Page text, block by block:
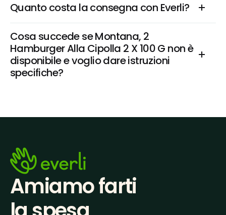
Quanto costa la consegna con Everli?
Cosa succede se Montana, 2
Hamburger Alla Cipolla 2 X 100 G non è
disponibile e voglio dare istruzioni
specifiche?
Amiamo farti